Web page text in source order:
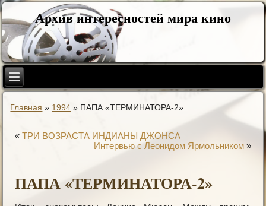
Архив интересностей мира кино
Главная » 1994 » ПАПА «ТЕРМИНАТОРА-2»
«ТРИ ВОЗРАСТА ИНДИАНЫ ДЖОНСА
Интервью с Леонидом Ярмольником»
ПАПА «ТЕРМИНАТОРА-2»